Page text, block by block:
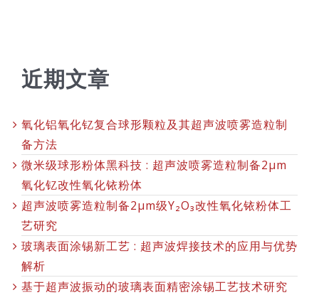
近期文章
氧化铝氧化钇复合球形颗粒及其超声波喷雾造粒制
备方法
微米级球形粉体黑科技 : 超声波喷雾造粒制备2μm
氧化钇改性氧化铱粉体
超声波喷雾造粒制备2μm级Y₂O₃改性氧化铱粉体工
艺研究
玻璃表面涂锡新工艺 : 超声波焊接技术的应用与优势
解析
基于超声波振动的玻璃表面精密涂锡工艺技术研究